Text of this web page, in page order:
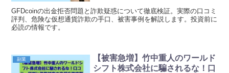
GFDcoinの出金拒否問題と詐欺疑惑について徹底検証。実際の口コミ
評判、危険な仮想通貨詐欺の手口、被害事例を解説します。投資前に
必読の情報です。
副業
【被害急増】竹中重人のワールド
シフト株式会社に騙されるな！口